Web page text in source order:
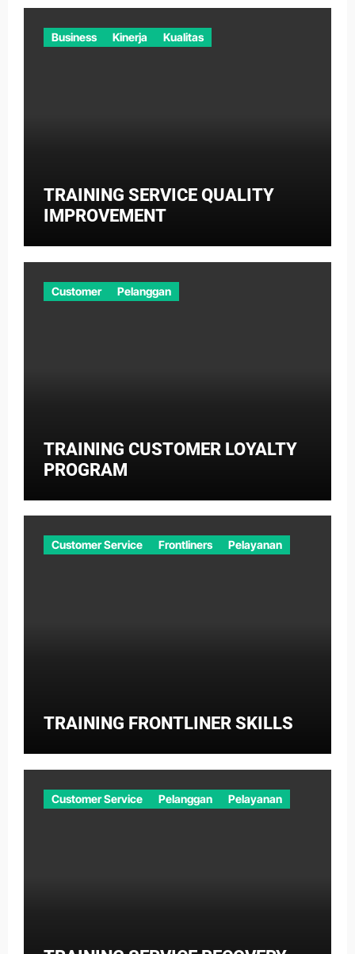
Business Kinerja Kualitas
TRAINING SERVICE QUALITY
IMPROVEMENT
Customer Pelanggan
TRAINING CUSTOMER LOYALTY
PROGRAM
Customer Service Frontliners Pelayanan
TRAINING FRONTLINER SKILLS
Customer Service Pelanggan Pelayanan